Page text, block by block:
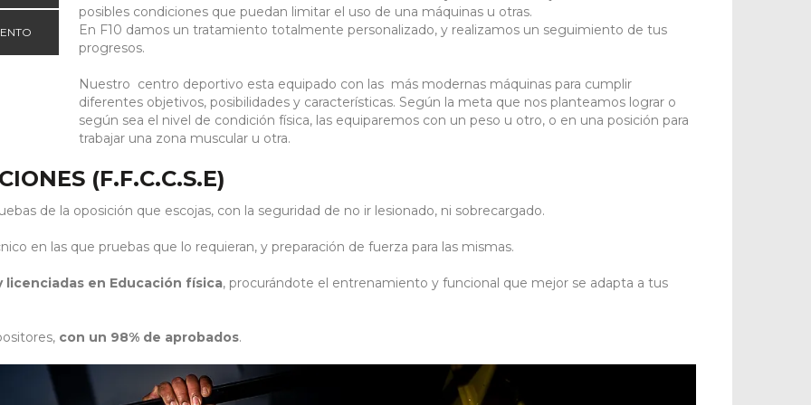
posibles condiciones que puedan limitar el uso de una máquinas u otras.
En F10 damos un tratamiento totalmente personalizado, y realizamos un seguimiento de tus
progresos.
Nuestro centro deportivo esta equipado con las más modernas máquinas para cumplir
diferentes objetivos, posibilidades y características. Según la meta que nos planteamos lograr o
según sea el nivel de condición física, las equiparemos con un peso u otro, o en una posición para
trabajar una zona muscular u otra.
(F.F.C.C.S.E)
de la oposición que escojas, con la seguridad de no ir lesionado, ni sobrecargado.
en las que pruebas que lo requieran, y preparación de fuerza para las mismas.
licenciadas en Educación física, procurándote el entrenamiento y funcional que mejor se adapta a tus
con un 98% de aprobados.